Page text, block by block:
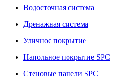
Водосточная система
Дренажная система
Уличное покрытие
Напольное покрытие SPC
Стеновые панели SPC